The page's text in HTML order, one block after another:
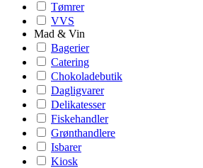
Tømrer
VVS
Mad & Vin
Bagerier
Catering
Chokoladebutik
Dagligvarer
Delikatesser
Fiskehandler
Grønthandlere
Isbarer
Kiosk